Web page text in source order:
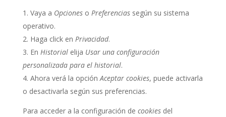
Vaya a Opcioneso Preferenciassegún su sistema
operativo.
Haga click en Privacidad.
En Historialelija Usar una configuración
personalizada para el historial.
Ahora verá la opciónAceptar cookies, puede activarla
o desactivarla según sus preferencias.
Para acceder a la configuración de cookiesdel